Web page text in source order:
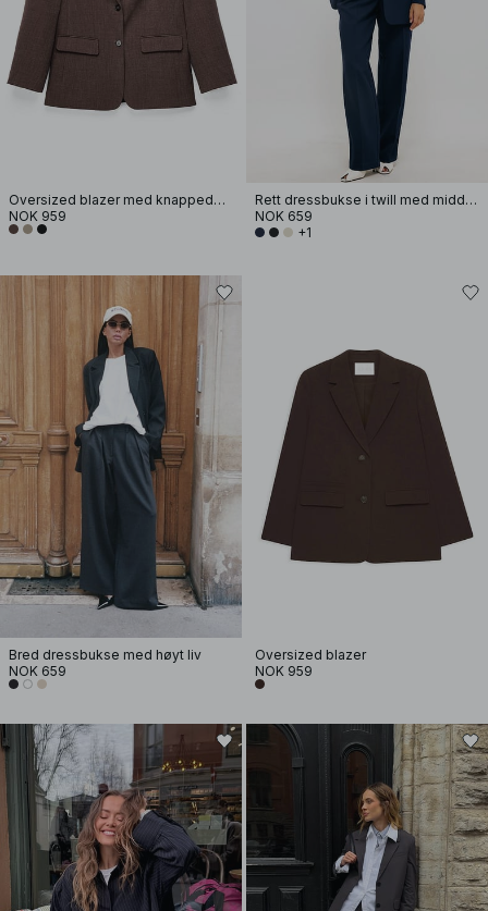
Oversized blazer med knappedetaljer i ryggen
NOK 959
Rett dressbukse i twill med middels liv
NOK 659
+1
Bred dressbukse med høyt liv
NOK 659
Oversized blazer
NOK 959